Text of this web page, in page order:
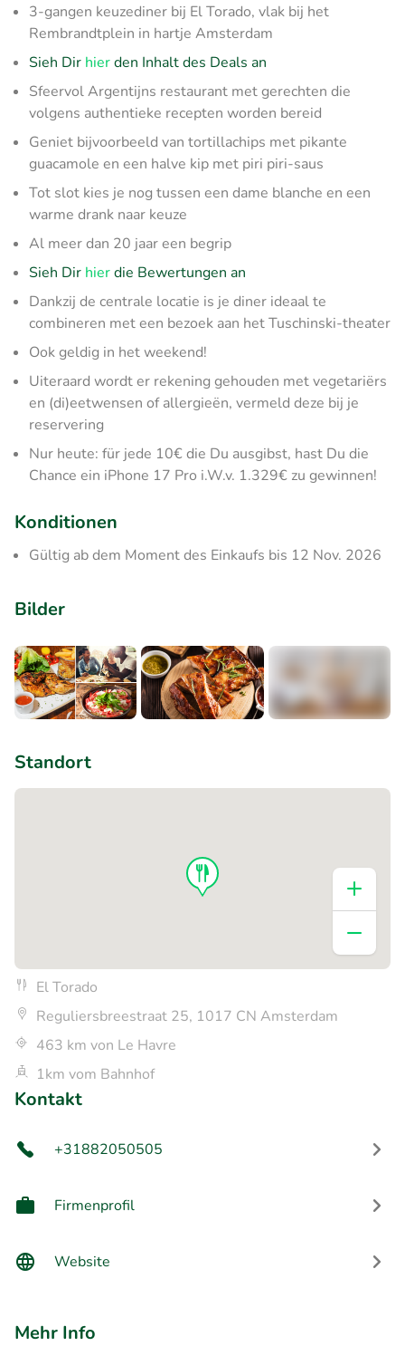
3-gangen keuzediner bij El Torado, vlak bij het
Rembrandtplein in hartje Amsterdam
Sieh Dir hierden Inhalt des Deals an
Sfeervol Argentijns restaurant met gerechten die
volgens authentieke recepten worden bereid
Geniet bijvoorbeeld van tortillachips met pikante
guacamole en een halve kip met piri piri-saus
Tot slot kies je nog tussen een dame blanche en een
warme drank naar keuze
Al meer dan 20 jaar een begrip
Sieh Dir hierdie Bewertungen an
Dankzij de centrale locatie is je diner ideaal te
combineren met een bezoek aan het Tuschinski-theater
Ook geldig in het weekend!
Uiteraard wordt er rekening gehouden met vegetariërs
en (di)eetwensen of allergieën, vermeld deze bij je
reservering
Nur heute: für jede 10€ die Du ausgibst, hast Du die
Chance ein iPhone 17 Pro i.W.v. 1.329€ zu gewinnen!
Konditionen
Gültig ab dem Moment des Einkaufs bis 12 Nov. 2026
Bilder
Standort
El Torado
Reguliersbreestraat 25, 1017 CN Amsterdam
463 km von Le Havre
1km vom Bahnhof
Kontakt
+31882050505
Firmenprofil
Website
Mehr Info